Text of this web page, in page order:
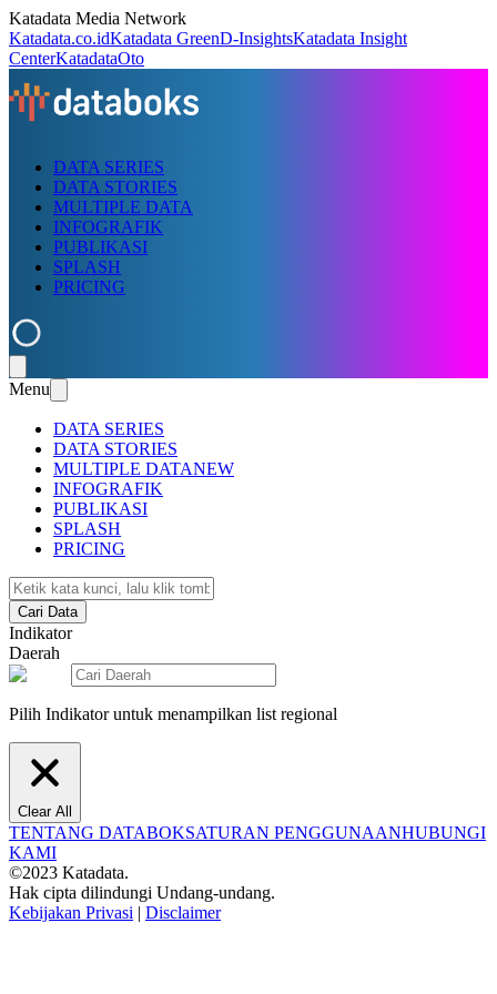
Katadata Media Network
Katadata.co.idKatadata GreenD-InsightsKatadata Insight
CenterKatadataOto
DATA SERIES
DATA STORIES
MULTIPLE DATA
INFOGRAFIK
PUBLIKASI
SPLASH
PRICING
Menu
DATA SERIES
DATA STORIES
MULTIPLE DATANEW
INFOGRAFIK
PUBLIKASI
SPLASH
PRICING
Cari Data
Indikator
Daerah
Pilih Indikator untuk menampilkan list regional
Clear All
TENTANG DATABOKSATURAN PENGGUNAANHUBUNGI
KAMI
©2023 Katadata.
Hak cipta dilindungi Undang-undang.
Kebijakan Privasi | Disclaimer